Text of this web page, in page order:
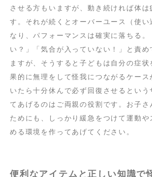
させる方もいますが、動き続ければ体は
す。それが続くとオーバーユース（使い
なり、パフォーマンスは確実に落ちる。
い？」「気合が入っていない！」と責め
ますが、そうすると子どもは自分の症状
果的に無理をして怪我につながるケース
いたら十分休んで必ず回復させるという
てあげるのはご両親の役割です。お子さ
ためにも、しっかり緩急をつけて運動や
める環境を作ってあげてください。
便利なアイテムと正しい知識で